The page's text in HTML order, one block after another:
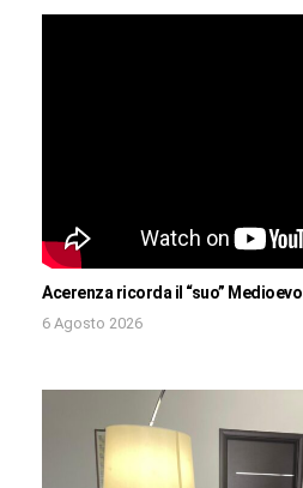
Acerenza ricorda il “suo” Medioevo
6 Agosto 2026